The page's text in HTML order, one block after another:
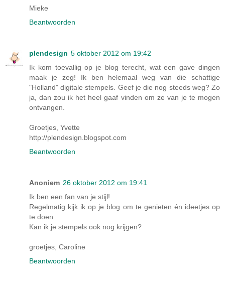
Mieke
Beantwoorden
plendesign 5 oktober 2012 om 19:42
Ik kom toevallig op je blog terecht, wat een gave dingen
maak je zeg! Ik ben helemaal weg van die schattige
"Holland" digitale stempels. Geef je die nog steeds weg? Zo
ja, dan zou ik het heel gaaf vinden om ze van je te mogen
ontvangen.
Groetjes, Yvette
http://plendesign.blogspot.com
Beantwoorden
Anoniem 26 oktober 2012 om 19:41
Ik ben een fan van je stijl!
Regelmatig kijk ik op je blog om te genieten én ideetjes op
te doen.
Kan ik je stempels ook nog krijgen?
groetjes, Caroline
Beantwoorden